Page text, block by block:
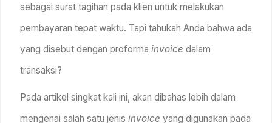
sebagai surat tagihan pada klien untuk melakukan
pembayaran tepat waktu. Tapi tahukah Anda bahwa ada
yang disebut dengan proforma invoice dalam
transaksi?
Pada artikel singkat kali ini, akan dibahas lebih dalam
mengenai salah satu jenis invoice yang digunakan pada